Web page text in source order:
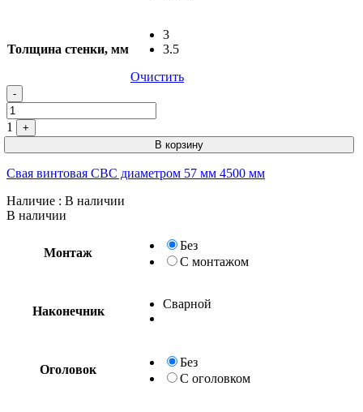
Толщина стенки, мм
3
3.5
Очистить
-
1
+
В корзину
Свая винтовая СВС диаметром 57 мм 4500 мм
Наличие : В наличии
В наличии
Монтаж
Без
С монтажом
Наконечник
Сварной
Оголовок
Без
С оголовком